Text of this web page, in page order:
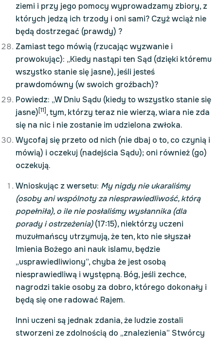
ziemi i przy jego pomocy wyprowadzamy zbiory, z
których jedzą ich trzody i oni sami? Czyż wciąż nie
będą dostrzegać (prawdy) ?
Zamiast tego mówią (rzucając wyzwanie i
prowokując): „Kiedy nastąpi ten Sąd (dzięki któremu
wszystko stanie się jasne), jeśli jesteś
prawdomówny (w swoich groźbach)?
Powiedz: „W Dniu Sądu (kiedy to wszystko stanie się
jasne)[11], tym, którzy teraz nie wierzą, wiara nie zda
się na nic i nie zostanie im udzielona zwłoka.
Wycofaj się przeto od nich (nie dbaj o to, co czynią i
mówią) i oczekuj (nadejścia Sądu); oni również (go)
oczekują.
Wnioskując z wersetu: My nigdy nie ukaraliśmy
(osoby ani wspólnoty za niesprawiedliwość, którą
popełniła), o ile nie posłaliśmy wysłannika (dla
porady i ostrzeżenia)(17:15), niektórzy uczeni
muzułmańscy utrzymują, że ten, kto nie słyszał
Imienia Bożego ani nauk islamu, będzie
„usprawiedliwiony”, chyba że jest osobą
niesprawiedliwą i występną. Bóg, jeśli zechce,
nagrodzi takie osoby za dobro, którego dokonały i
będą się one radować Rajem.
Inni uczeni są jednak zdania, że ludzie zostali
stworzeni ze zdolnością do „znalezienia” Stwórcy